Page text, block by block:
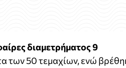
διαμετρήματος 9
των 50 τεμαχίων, ενώ